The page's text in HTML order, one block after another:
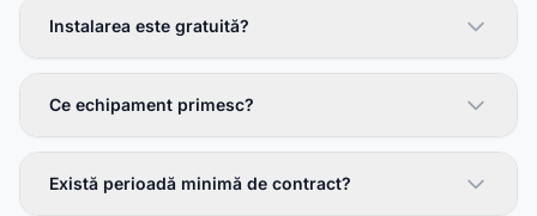
Instalarea este gratuită?
Ce echipament primesc?
Există perioadă minimă de contract?